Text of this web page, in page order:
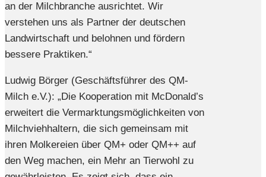
an der Milchbranche ausrichtet. Wir
verstehen uns als Partner der deutschen
Landwirtschaft und belohnen und fördern
bessere Praktiken.“
Ludwig Börger (Geschäftsführer des QM-
Milch e.V.): „Die Kooperation mit McDonald’s
erweitert die Vermarktungsmöglichkeiten von
Milchviehhaltern, die sich gemeinsam mit
ihren Molkereien über QM+ oder QM++ auf
den Weg machen, ein Mehr an Tierwohl zu